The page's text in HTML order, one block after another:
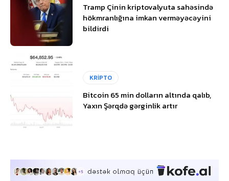
Tramp Çinin kriptovalyuta sahəsində
hökmranlığına imkan verməyəcəyini
bildirdi
KRİPTO
Bitcoin 65 min dolların altında qalıb,
Yaxın Şərqdə gərginlik artır